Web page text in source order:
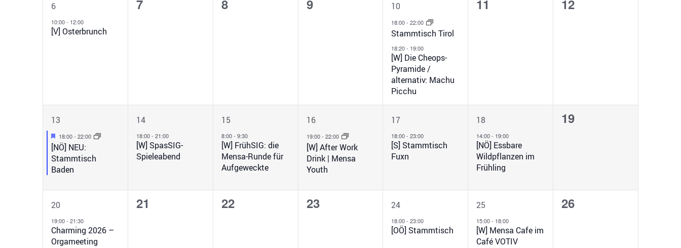
1
Veranstaltung,
6
10:00- 12:00
[V] Osterbrunch
0
7
0
8
0
Veranstaltungen,
9
2
Veranstaltungen,
10
18:00-22:00
Stammtisch Tirol
18:20- 19:00
[W] Die Cheops-
Pyramide /
alternativ: Machu
Picchu
0
11
0
12
1
Veranstaltung,
13
Hervorgehoben
18:00- 22:00
[NÖ] NEU:
Stammtisch
Baden
1
Veranstaltung,
14
18:00- 21:00
[W] SpasSIG-
Spieleabend
1
Veranstaltung,
15
8:00- 9:30
[W] FrühSIG: die
Mensa-Runde für
Aufgeweckte
1
Veranstaltung,
16
19:00- 22:00
[W] After Work
Drink | Mensa
Youth
1
Veranstaltung,
17
18:00-23:00
[S] Stammtisch
Fuxn
1
Veranstaltung,
18
14:00- 19:00
[NÖ] Essbare
Wildpflanzen im
Frühling
0
19
1
Veranstaltung,
20
19:00- 21:30
Charming 2026 –
Orgameeting
0
21
0
22
0
Veranstaltungen,
23
1
Veranstaltung,
24
18:00-23:00
[OÖ] Stammtisch
1
Veranstaltung,
25
15:00- 18:00
[W] Mensa Cafe im
Café VOTIV
0
26